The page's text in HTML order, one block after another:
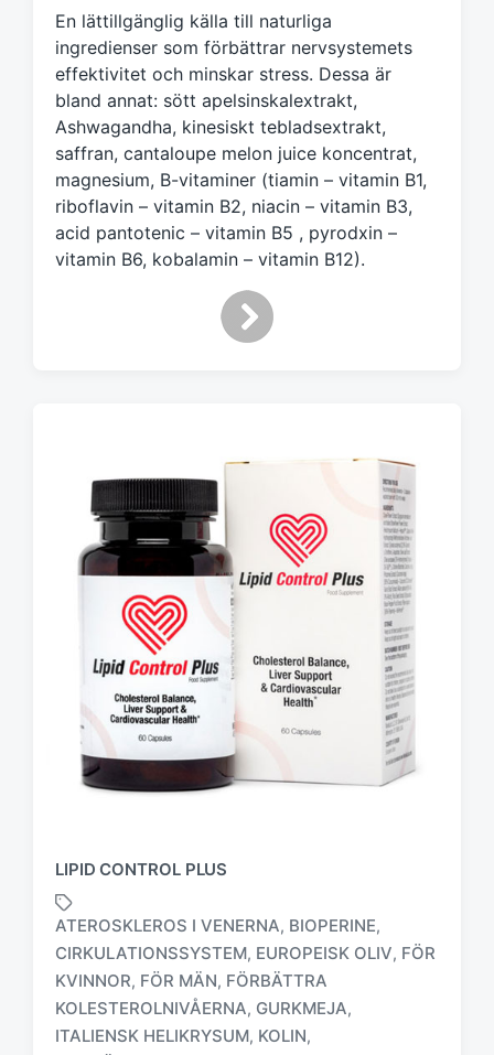
e
d
En lättillgänglig källa till naturliga
ingredienser som förbättrar nervsystemets
effektivitet och minskar stress. Dessa är
bland annat: sött apelsinskalextrakt,
Ashwagandha, kinesiskt tebladsextrakt,
saffran, cantaloupe melon juice koncentrat,
magnesium, B-vitaminer (tiamin – vitamin B1,
riboflavin – vitamin B2, niacin – vitamin B3,
acid pantotenic – vitamin B5 , pyrodxin –
vitamin B6, kobalamin – vitamin B12).
LIPID CONTROL PLUS
M
ä
ATEROSKLEROS I VENERNA, BIOPERINE,
CIRKULATIONSSYSTEM, EUROPEISK OLIV, FÖR
KVINNOR, FÖR MÄN, FÖRBÄTTRA
KOLESTEROLNIVÅERNA, GURKMEJA,
ITALIENSK HELIKRYSUM, KOLIN,